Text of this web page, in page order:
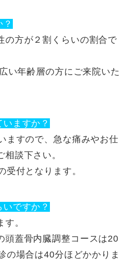
の方が２割くらいの割合で
い年齢層の方にご来院いた
ますか？
ますので、急な痛みやお仕
談下さい。
付となります。
ですか？
。
頭蓋骨内臓調整コースは20
の場合は40分ほどかかりま